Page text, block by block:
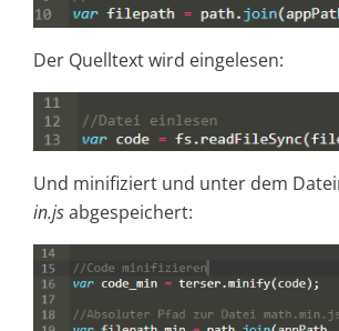
Der Quelltext wird eingelesen:
Und minifiziert und unter dem
in.jsabgespeichert: